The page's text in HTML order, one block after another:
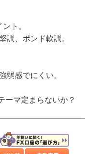
ト。
調、ポンド軟調。
弱感でにくい。
ーマ定まらないか？